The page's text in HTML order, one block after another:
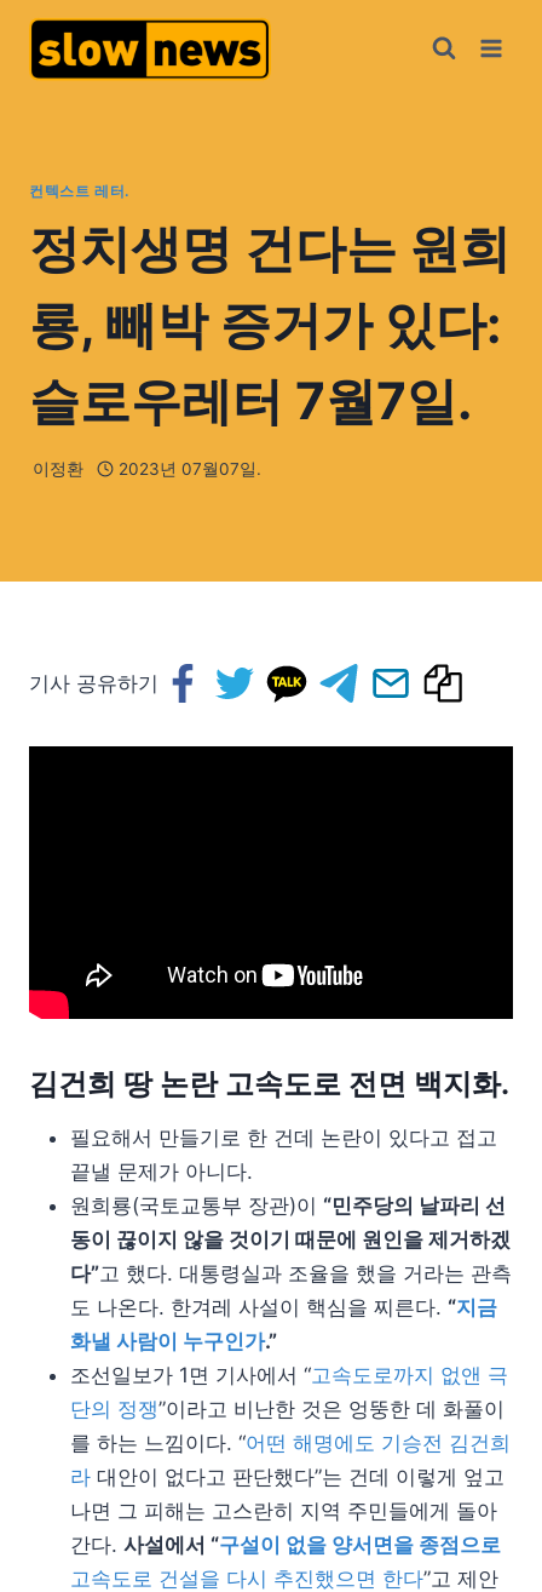
컨텍스트 레터.
정치생명 건다는 원희
룡, 빼박 증거가 있다:
슬로우레터 7월7일.
이정환 2023년 07월07일.
기사 공유하기
김건희 땅 논란 고속도로 전면 백지화.
필요해서 만들기로 한 건데 논란이 있다고 접고
끝낼 문제가 아니다.
원희룡(국토교통부 장관)이 “민주당의 날파리 선
동이 끊이지 않을 것이기 때문에 원인을 제거하겠
다”고 했다. 대통령실과 조율을 했을 거라는 관측
도 나온다. 한겨레 사설이 핵심을 찌른다. “지금
화낼 사람이 누구인가.”
조선일보가 1면 기사에서 “고속도로까지 없앤 극
단의 정쟁”이라고 비난한 것은 엉뚱한 데 화풀이
를 하는 느낌이다. “어떤 해명에도 기승전 김건희
라 대안이 없다고 판단했다”는 건데 이렇게 엎고
나면 그 피해는 고스란히 지역 주민들에게 돌아
간다. 사설에서 “구설이 없을 양서면을 종점으로
고속도로 건설을 다시 추진했으면 한다”고 제안